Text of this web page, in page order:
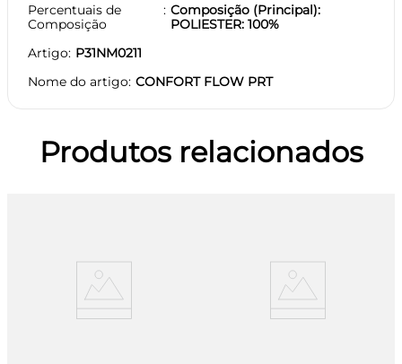
Percentuais de
Composição
Composição (Principal):
POLIESTER: 100%
Artigo P31NM0211
Nome do artigo CONFORT FLOW PRT
Produtos relacionados